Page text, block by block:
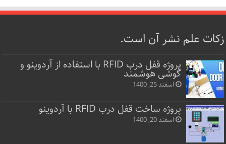
زکات علم نشر آن است.
پروژه قفل‌ درب RFID با استفاده از آردوینو و
گوشی هوشمند
اسفند 25, 1400
پروژه ساخت قفل‌ درب RFID با آردوینو
اسفند 20, 1400